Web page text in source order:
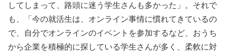
してしまって、路頭に迷う学生さんも多かった」。それで
も、「今の就活生は、オンライン事情に慣れてきているの
で、自分でオンラインのイベントを参加するなど、おうち
から企業を積極的に探している学生さんが多く、柔軟に対